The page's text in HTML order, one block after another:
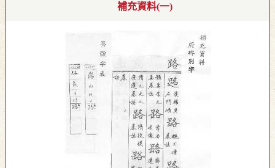
補充資料(一)